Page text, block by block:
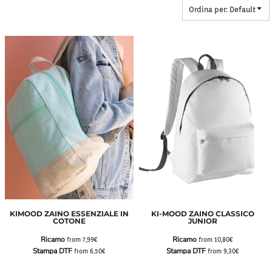
Ordina per: Default
KIMOOD ZAINO ESSENZIALE IN
COTONE
Ricamofrom 7,99€
Stampa DTFfrom 6,50€
KI-MOOD ZAINO CLASSICO
JUNIOR
Ricamo from10,80€
Stampa DTF from9,30€